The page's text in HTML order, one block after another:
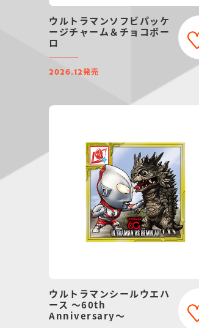
ウルトラマンソフビパッケ
ージチャーム＆チョコボー
ロ
2026.12発売
ウルトラマンシールウエハ
ース ～60th
Anniversary～